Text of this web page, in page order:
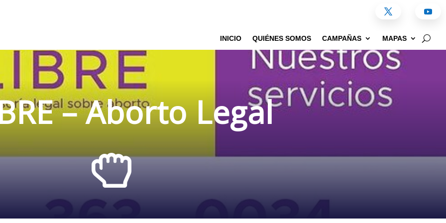
INICIO QUIÉNES SOMOS CAMPAÑAS MAPAS
– Aborto Legal
